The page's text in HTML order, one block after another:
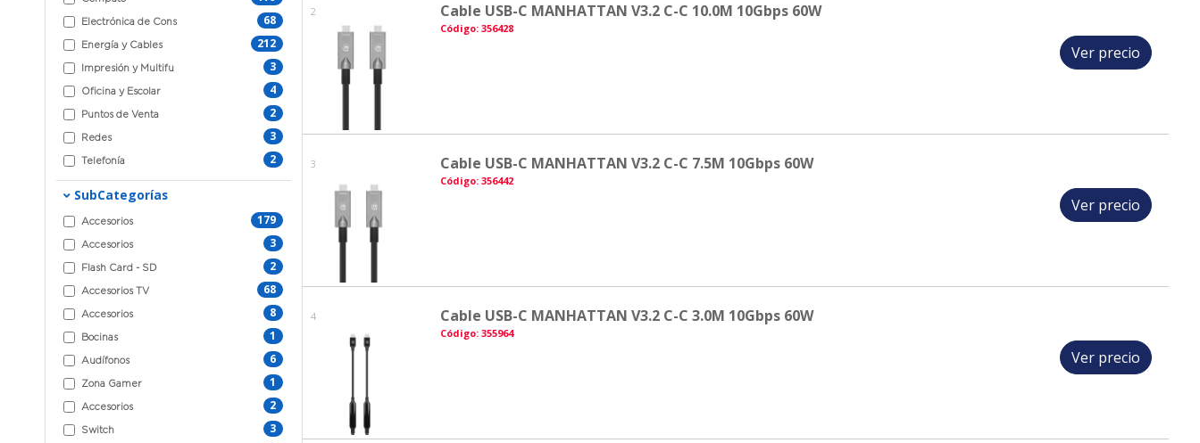
Electrónica de Cons 68
Energía y Cables 212
Impresión y Multifu 3
Oficina y Escolar 4
Puntos de Venta 2
Redes 3
Telefonía 2
SubCategorías
Accesorios 179
Accesorios 3
Flash Card - SD 2
Accesorios TV 68
Accesorios 8
Bocinas 1
Audífonos 6
Zona Gamer 1
Accesorios 2
Switch 3
2 Cable USB-C MANHATTAN V3.2 C-C 10.0M 10Gbps 60W
Código: 356428
Ver precio
3 Cable USB-C MANHATTAN V3.2 C-C 7.5M 10Gbps 60W
Código: 356442
Ver precio
4 Cable USB-C MANHATTAN V3.2 C-C 3.0M 10Gbps 60W
Código: 355964
Ver precio